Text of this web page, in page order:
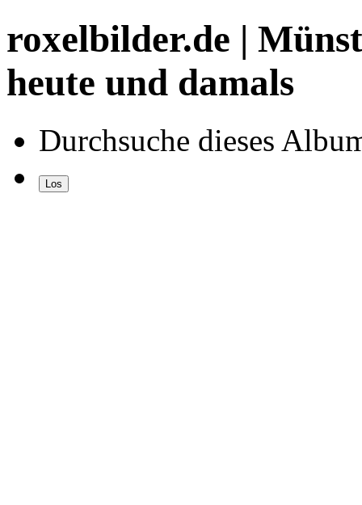
roxelbilder.de |
heute und damals
Durchsuche dieses